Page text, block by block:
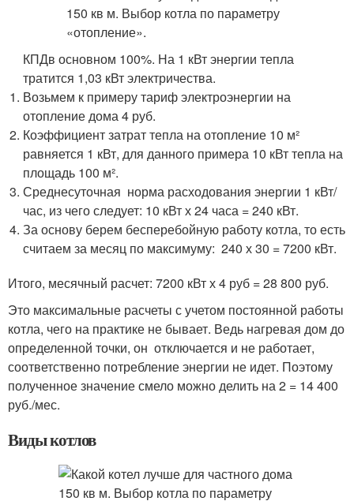
КПДв основном 100%. На 1 кВт энергии тепла
тратится 1,03 кВт электричества.
Возьмем к примеру тариф электроэнергии на
отопление дома 4 руб.
Коэффициент затрат тепла на отопление 10 м²
равняется 1 кВт, для данного примера 10 кВт тепла на
площадь 100 м².
Среднесуточная норма расходования энергии 1 кВт/
час, из чего следует: 10 кВт х 24 часа = 240 кВт.
За основу берем бесперебойную работу котла, то есть
считаем за месяц по максимуму: 240 х 30 = 7200 кВт.
Итого, месячный расчет: 7200 кВт х 4 руб = 28 800 руб.
Это максимальные расчеты с учетом постоянной работы
котла, чего на практике не бывает. Ведь нагревая дом до
определенной точки, он отключается и не работает,
соответственно потребление энергии не идет. Поэтому
полученное значение смело можно делить на 2 = 14 400
руб./мес.
Виды котлов